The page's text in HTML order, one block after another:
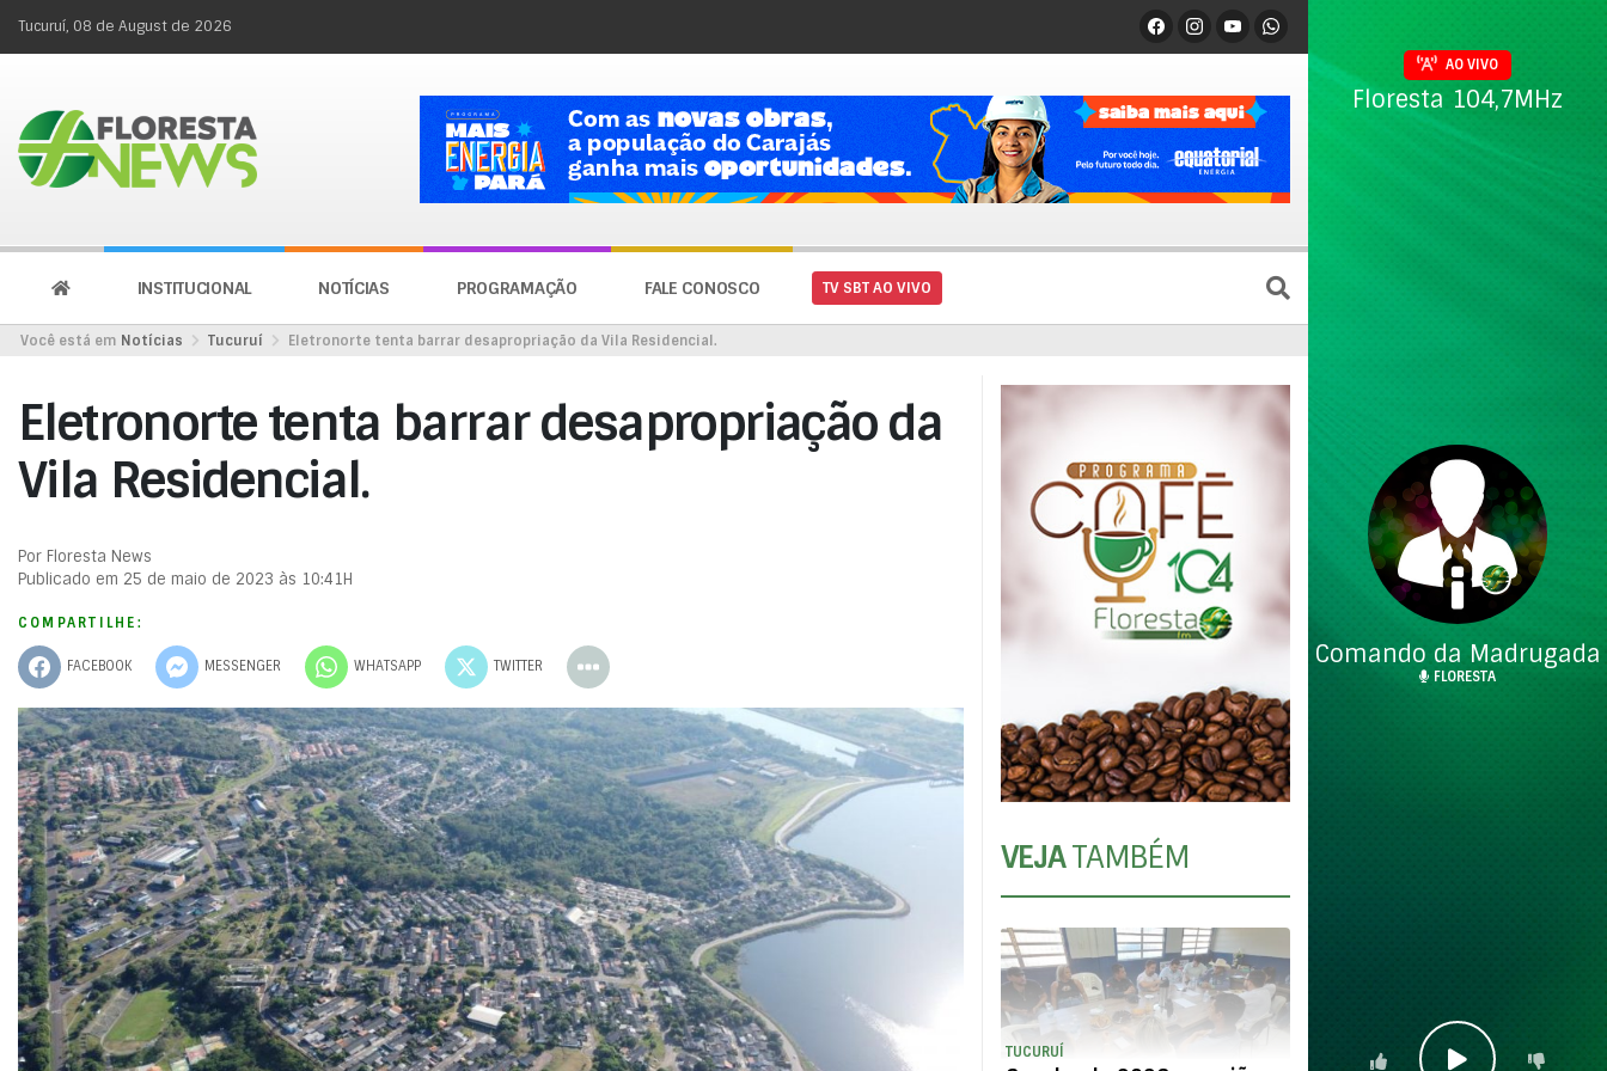
Tucuruí, 08 de August de 2026
INSTITUCIONAL NOTÍCIAS PROGRAMAÇÃO FALE CONOSCO TV SBT AO VIVO
Você está em Notícias Tucuruí Eletronorte tenta barrar desapropriação da Vila Residencial.
Eletronorte tenta barrar desapropriação da
Vila Residencial.
Por Floresta News
Publicado em 25 de maio de 2023 às 10:41H
COMPARTILHE:
FACEBOOK MESSENGER WHATSAPP TWITTER
VEJATAMBÉM
TUCURUÍ
AO VIVO
Floresta 104,7MHz
Comando da Madrugada
FLORESTA